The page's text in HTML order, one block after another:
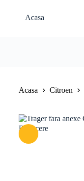
Acasa
Acasa Citroen
Reducere